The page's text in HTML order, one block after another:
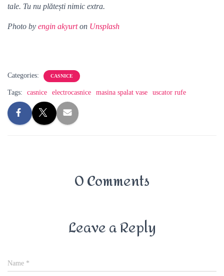
tale. Tu nu plătești nimic extra.
Photo by engin akyurton Unsplash
Categories: CASNICE
Tags: casnice electrocasnice masina spalat vase uscator rufe
0 Comments
Leave a Reply
Name *